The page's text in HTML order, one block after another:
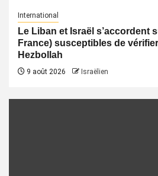
International
Le Liban et Israël s’accordent
France) susceptibles de
Hezbollah
9 août 2026 Israëlien